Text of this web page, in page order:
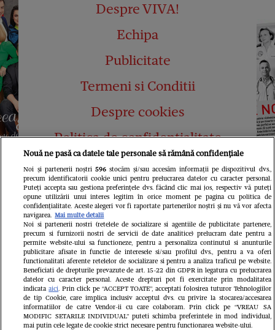
Despre VIVA!
Echipa
Publicitate
Termeni si Conditii
Despre cookies
Politica de confidențialitate
Abonamente
Contact
Pariază responsabil! Decizia ONJN nr.
821/25.09.2025.
Jocurile de noroc sunt interzise minorilor.
LINKS
Nouă ne pasă ca datele tale personale să rămână confidențiale
Noi și partenerii noștri 596stocăm și/sau accesăm informații pe dispozitivul dvs.,
precum identificatorii cookie unici pentru prelucrarea datelor cu caracter personal.
Puteți accepta sau gestiona preferințele dvs. făcând clic mai jos, respectiv vă puteți
opune utilizării unui interes legitim în orice moment pe pagina cu politica de
confidențialitate. Aceste alegeri vor fi raportate partenerilor noștri și nu vă vor afecta
navigarea. Mai multe detalii
Noi si partenerii nostri (retelele de socializare si agentiile de publicitate partenere,
precum si furnizorii nostri de servicii de date analitice) prelucram date pentru a
permite website-ului sa functioneze, pentru a personaliza continutul si anunturile
publicitare afisate in functie de interesele si/sau profilul dvs., pentru a va oferi
functionalitati aferente retelelor de socializare si pentru a analiza traficul pe website.
Beneficiati de drepturile prevazute de art. 15-22 din GDPR in legatura cu prelucrarea
datelor cu caracter personal. Aceste drepturi pot fi exercitate prin modalitatea
indicataaici. Prin click pe “ACCEPT TOATE”, acceptati folosirea tuturor Tehnologiilor
de tip Cookie, care implica inclusiv acceptul dvs. cu privire la stocarea/accesarea
informatiilor de catre Vendor-ii cu care colaboram. Prin click pe “VREAU SA
MODIFIC SETARILE INDIVIDUAL” puteti schimba preferintele in mod individual,
mai putin cele legate de cookie strict necesare pentru functionarea website-ului.